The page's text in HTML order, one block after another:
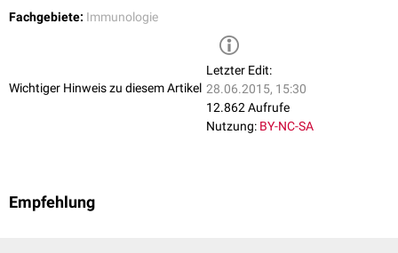
Fachgebiete: Immunologie
Wichtiger Hinweis zu diesem Artikel
Letzter Edit:
28.06.2015, 15:30
12.862 Aufrufe
Nutzung: BY-NC-SA
Empfehlung